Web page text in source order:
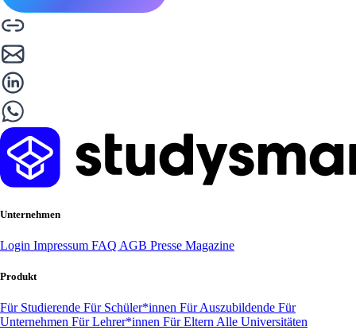
Unternehmen
Login Impressum FAQ AGB Presse Magazine
Produkt
Für Studierende Für Schüler*innen Für Auszubildende Für
Unternehmen Für Lehrer*innen Für Eltern Alle Universitäten